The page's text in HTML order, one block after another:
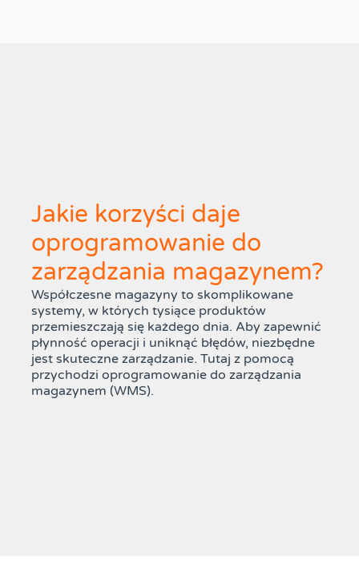
Jakie korzyści daje
oprogramowanie do
zarządzania magazynem?
Współczesne magazyny to skomplikowane
systemy, w których tysiące produktów
przemieszczają się każdego dnia. Aby zapewnić
płynność operacji i uniknąć błędów, niezbędne
jest skuteczne zarządzanie. Tutaj z pomocą
przychodzi oprogramowanie do zarządzania
magazynem (WMS).